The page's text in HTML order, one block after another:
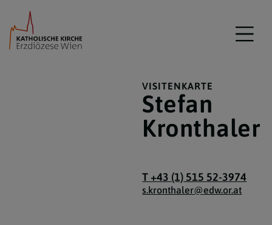
VISITENKARTE
Stefan
Kronthaler
T +43 (1) 515 52-3974
s.kronthaler@edw.or.at